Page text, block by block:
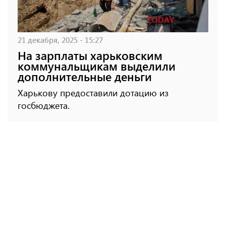
21 декабря, 2025 - 15:27
На зарплаты харьковским
коммунальщикам выделили
дополнительные деньги
Харькову предоставили дотацию из
госбюджета.